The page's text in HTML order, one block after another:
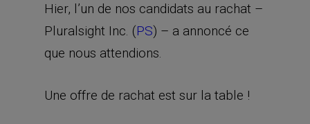
Hier, l’un de nos candidats au rachat –
Pluralsight Inc. (PS) – a annoncé ce
que nous attendions.
Une offre de rachat est sur la table !